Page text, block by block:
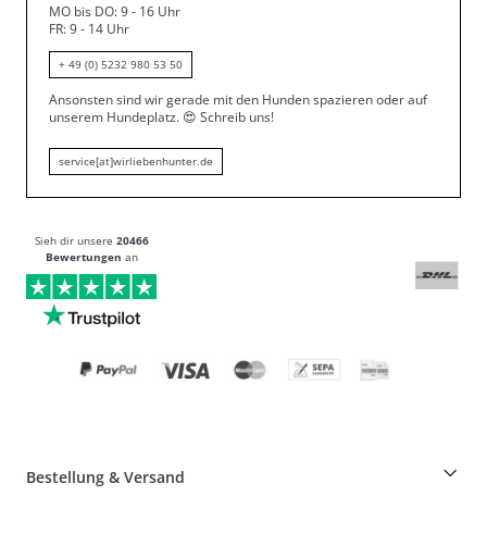
MO bis DO: 9 - 16 Uhr
FR: 9 - 14 Uhr
+ 49 (0) 5232 980 53 50
Ansonsten sind wir gerade mit den Hunden spazieren oder auf
unserem Hundeplatz. 😍 Schreib uns!
service[at]wirliebenhunter.de
Sieh dir unsere 20466
Bewertungen an
Bestellung & Versand